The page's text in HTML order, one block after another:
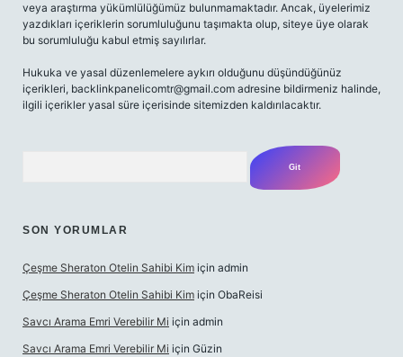
veya araştırma yükümlülüğümüz bulunmamaktadır. Ancak, üyelerimiz
yazdıkları içeriklerin sorumluluğunu taşımakta olup, siteye üye olarak
bu sorumluluğu kabul etmiş sayılırlar.
Hukuka ve yasal düzenlemelere aykırı olduğunu düşündüğünüz
içerikleri, backlinkpanelicomtr@gmail.com adresine bildirmeniz halinde,
ilgili içerikler yasal süre içerisinde sitemizden kaldırılacaktır.
SON YORUMLAR
Çeşme Sheraton Otelin Sahibi Kim için admin
Çeşme Sheraton Otelin Sahibi Kim için ObaReisi
Savcı Arama Emri Verebilir Mi için admin
Savcı Arama Emri Verebilir Mi için Güzin